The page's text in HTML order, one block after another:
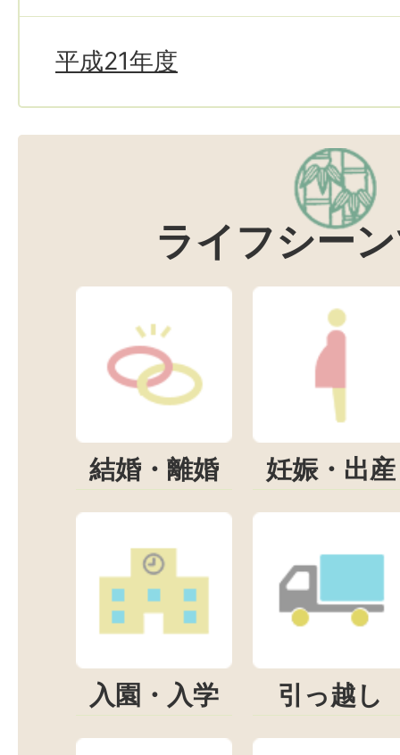
平成21年度
ライフシー
結婚・離婚 妊娠・出産
入園・入学 引っ越し